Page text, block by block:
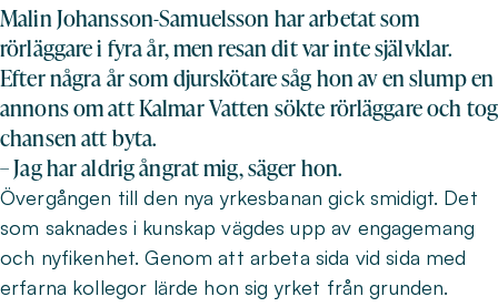
Malin Johansson-Samuelsson har arbetat som
rörläggare i fyra år, men resan dit var inte självklar.
Efter några år som djurskötare såg hon av en slump en
annons om att Kalmar Vatten sökte rörläggare och tog
chansen att byta.
– Jag har aldrig ångrat mig, säger hon.
Övergången till den nya yrkesbanan gick smidigt. Det
som saknades i kunskap vägdes upp av engagemang
och nyfikenhet. Genom att arbeta sida vid sida med
erfarna kollegor lärde hon sig yrket från grunden.